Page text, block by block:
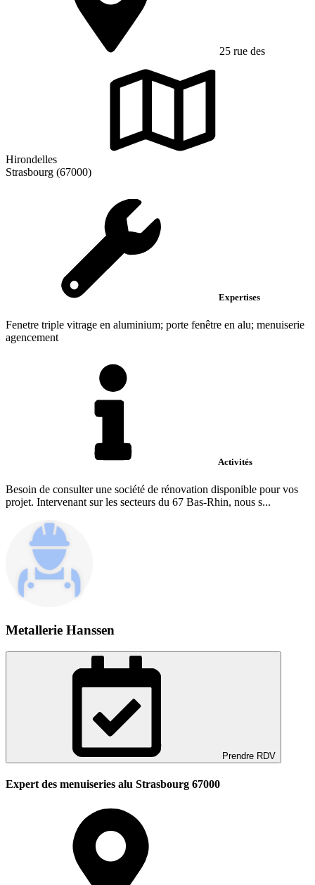
25 rue des
Hirondelles
Strasbourg (67000)
Expertises
Fenetre triple vitrage en aluminium; porte fenêtre en alu; menuiserie
agencement
Activités
Besoin de consulter une société de rénovation disponible pour vos
projet. Intervenant sur les secteurs du 67 Bas-Rhin, nous s...
Metallerie Hanssen
Prendre RDV
Expert des menuiseries alu Strasbourg 67000